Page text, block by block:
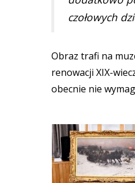
czołowych
Obraz trafi na
renowacji XIX-
obecnie nie